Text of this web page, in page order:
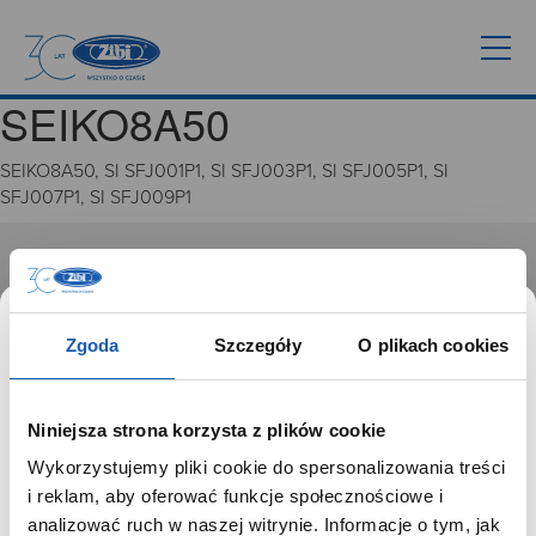
Zgoda Szczegóły O plikach cookies
Niniejsza strona korzysta z plików cookie
Wykorzystujemy pliki cookie do spersonalizowania treści
i reklam, aby oferować funkcje społecznościowe i
analizować ruch w naszej witrynie. Informacje o tym, jak
SEIKO8A50
SEIKO8A50, SI SFJ001P1, SI SFJ003P1, SI SFJ005P1, SI
SFJ007P1, SI SFJ009P1
GRUPA ZIBI
Misja, wizja i wartości Grupy Zibi
Ważne daty
Zgoda na ciasteczka
PRODUKTYSZANOWNY UŻYTKOWNIKU,
SZANOWNA UŻYTKOWNICZKO